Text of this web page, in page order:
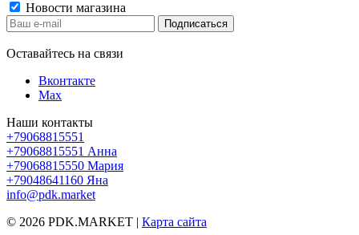
Новости магазина
Оставайтесь на связи
Вконтакте
Max
Наши контакты
+79068815551
+79068815551 Анна
+79068815550 Мария
+79048641160 Яна
info@pdk.market
© 2026 PDK.MARKET | Карта сайта